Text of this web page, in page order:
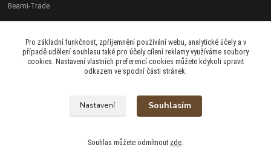
Beami-Trade
+420 775 427 778
Po - Pá 9:00 - 16:00
admin@beami-trade.cz
beami & coshboy © 2007-2026
Pro základní funkčnost, zpříjemnění používání webu, analytické účely a v
případě udělení souhlasu také pro účely cílení reklamy využíváme soubory
cookies. Nastavení vlastních preferencí cookies můžete kdykoli upravit
odkazem ve spodní části stránek.
Nastavení Souhlasím
Souhlas můžete odmítnout zde.